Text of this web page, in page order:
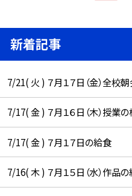
新着記事
7/21( 火 ) ７月１７日（金）全校
7/17( 金 ) ７月１６日（木）授業
7/17( 金 ) ７月１７日の給食
7/16( 木 ) ７月１５日（水）作品